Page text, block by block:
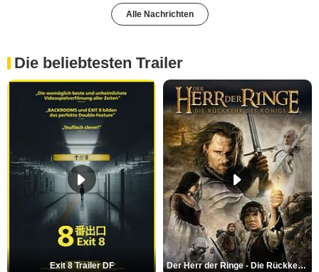
Alle Nachrichten
Die beliebtesten Trailer
Exit 8 Trailer DF Der Herr der Ringe - Die Rückkehr des Königs Trailer OV